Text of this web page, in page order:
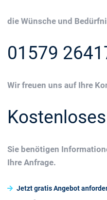
die Wünsche und
01579
Wir freuen uns auf Ihre
Sie benötigen
Ihre Anfrage.
Jetzt gratis Angebot